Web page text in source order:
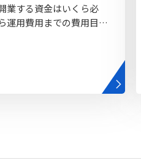
業する資金はいくら必
運用費用までの費用目安